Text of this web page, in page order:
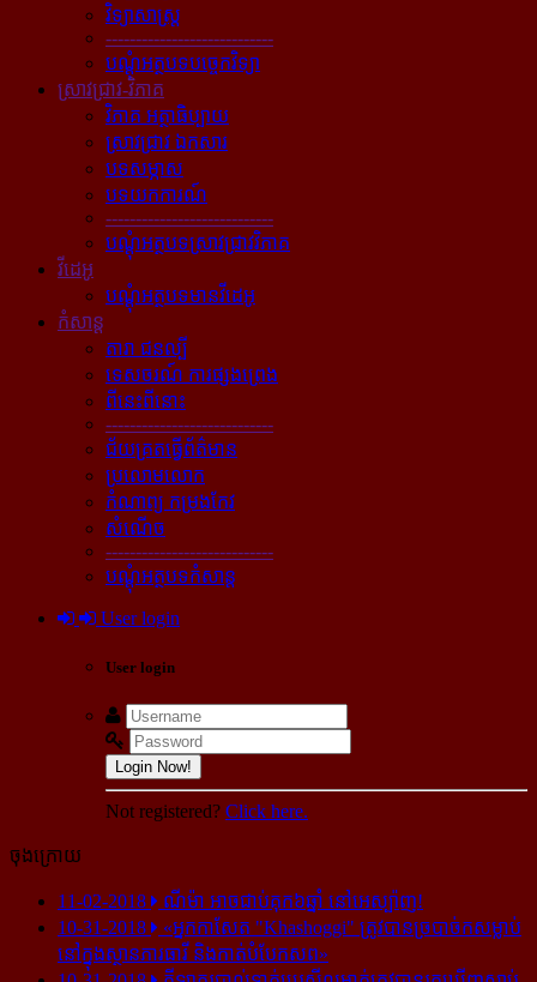
វិទ្យាសាស្ត្រ
----------------------------
បណ្ដុំអត្ថបទបច្ចេកវិទ្យា
ស្រាវជ្រាវ-វិភាគ
វិភាគ អត្ថាធិប្បាយ
ស្រាវជ្រាវ ឯកសារ
បទសម្ភាស
បទយកការណ៍
----------------------------
បណ្ដុំអត្ថបទស្រាវជ្រាវវិភាគ
វីដេអូ
បណ្ដុំអត្ថបទមានវីដេអូ
កំសាន្ដ
តារា ជនល្បី
ទេសចរណ៍ ការផ្សងព្រេង
ពីនេះពីនោះ
----------------------------
ជ័យគ្រតធ្វើព័ត៌មាន
ប្រលោមលោក
កំណាព្យ កម្រងកែវ
សំណើច
----------------------------
បណ្ដុំអត្ថបទកំសាន្ដ
User login
User login
Login Now!
Not registered? Click here.
ចុងក្រោយ
11-02-2018
ណីម៉ា អាច​ជាប់​គុក​៦ឆ្នាំ នៅ​អេស្ប៉ាញ!
10-31-2018
«អ្នក​កាសែត "Khashoggi" ត្រូវ​បាន​ច្របាច់ក​សម្លាប់​
នៅ​ក្នុង​ស្ថាន​ភារធារី និង​កាត់​បំបែក​សព»